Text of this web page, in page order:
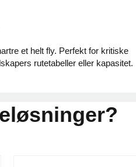
et helt fly. Perfekt for kritiske
rutetabeller eller kapasitet.